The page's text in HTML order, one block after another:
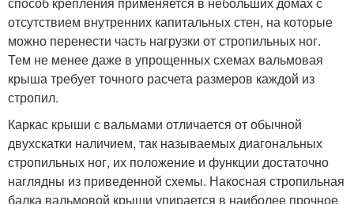
отсутствием внутренних капитальных стен, на которые
можно перенести часть нагрузки от стропильных ног.
Тем не менее даже в упрощенных схемах вальмовая
крыша требует точного расчета размеров каждой из
стропил.
Каркас крыши с вальмами отличается от обычной
двухскатки наличием, так называемых диагональных
стропильных ног, их положение и функции достаточно
наглядны из приведенной схемы. Накосная стропильная
балка вальмовой крыши упирается в наиболее прочное